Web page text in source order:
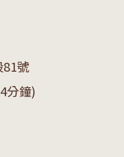
81號
分鐘)